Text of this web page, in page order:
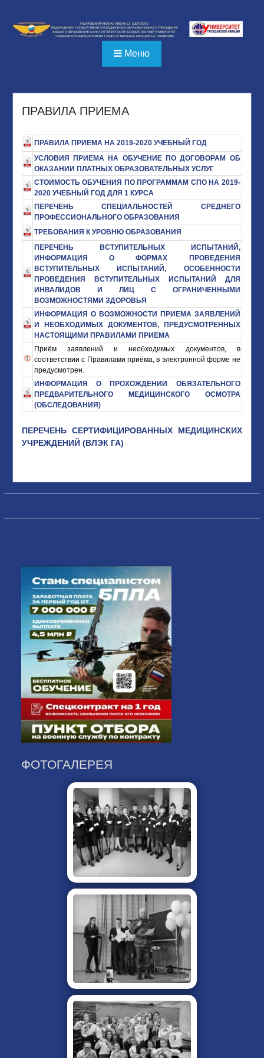
содержимому
Меню
ПРАВИЛА ПРИЕМА
ПРАВИЛА ПРИЕМА НА 2019-2020 УЧЕБНЫЙ ГОД
УСЛОВИЯ ПРИЕМА НА ОБУЧЕНИЕ ПО ДОГОВОРАМ ОБ
ОКАЗАНИИ ПЛАТНЫХ ОБРАЗОВАТЕЛЬНЫХ УСЛУГ
СТОИМОСТЬ ОБУЧЕНИЯ ПО ПРОГРАММАМ СПО НА 2019-
2020 УЧЕБНЫЙ ГОД ДЛЯ 1 КУРСА
ПЕРЕЧЕНЬ СПЕЦИАЛЬНОСТЕЙ СРЕДНЕГО
ПРОФЕССИОНАЛЬНОГО ОБРАЗОВАНИЯ
ТРЕБОВАНИЯ К УРОВНЮ ОБРАЗОВАНИЯ
ПЕРЕЧЕНЬ ВСТУПИТЕЛЬНЫХ ИСПЫТАНИЙ,
ИНФОРМАЦИЯ О ФОРМАХ ПРОВЕДЕНИЯ
ВСТУПИТЕЛЬНЫХ ИСПЫТАНИЙ, ОСОБЕННОСТИ
ПРОВЕДЕНИЯ ВСТУПИТЕЛЬНЫХ ИСПЫТАНИЙ ДЛЯ
ИНВАЛИДОВ И ЛИЦ С ОГРАНИЧЕННЫМИ
ВОЗМОЖНОСТЯМИ ЗДОРОВЬЯ
ИНФОРМАЦИЯ О ВОЗМОЖНОСТИ ПРИЕМА ЗАЯВЛЕНИЙ
И НЕОБХОДИМЫХ ДОКУМЕНТОВ, ПРЕДУСМОТРЕННЫХ
НАСТОЯЩИМИ ПРАВИЛАМИ ПРИЕМА
Приём заявлений и необходимых документов, в
соответствии с Правилами приёма, в электронной форме не
предусмотрен.
ИНФОРМАЦИЯ О ПРОХОЖДЕНИИ ОБЯЗАТЕЛЬНОГО
ПРЕДВАРИТЕЛЬНОГО МЕДИЦИНСКОГО ОСМОТРА
(ОБСЛЕДОВАНИЯ)
ПЕРЕЧЕНЬ СЕРТИФИЦИРОВАННЫХ МЕДИЦИНСКИХ
УЧРЕЖДЕНИЙ (ВЛЭК ГА)
ФОТОГАЛЕРЕЯ